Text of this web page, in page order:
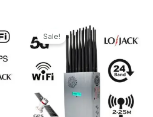
Sale!
Preis
war:
1.299,00€
ist: